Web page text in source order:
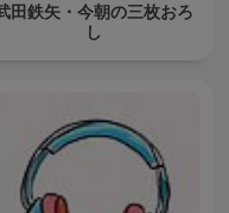
田鉄矢・今朝の三枚おろ
し